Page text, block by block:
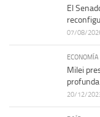
El
07/08/
ECONOMÍA
Milei
20/12/